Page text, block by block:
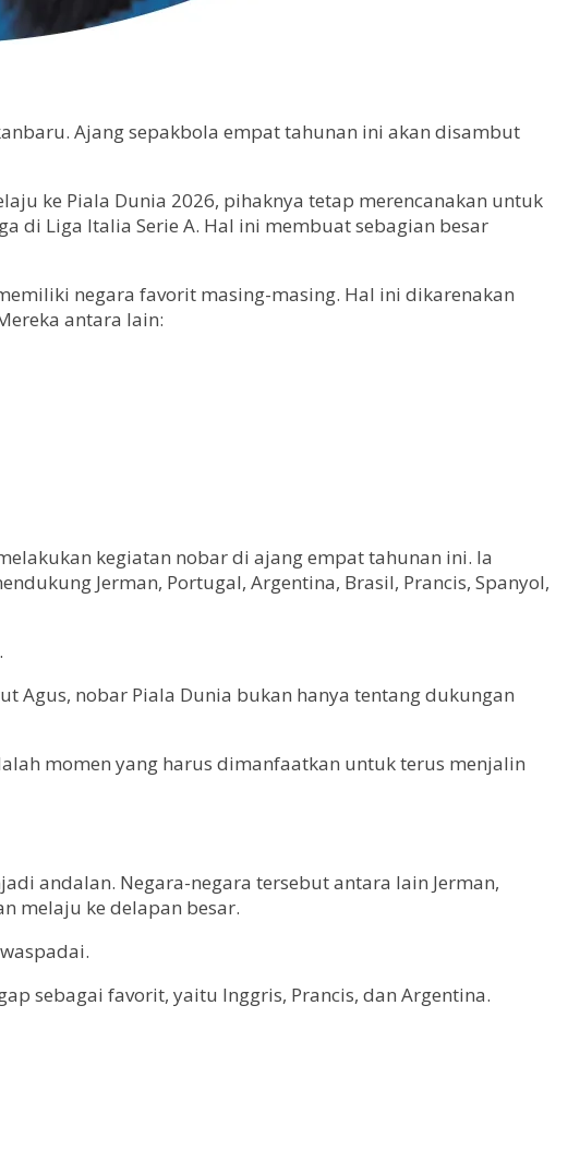
Ajang sepakbola empat tahunan ini akan disambut
ke Piala Dunia 2026, pihaknya tetap merencanakan untuk
di Liga Italia Serie A. Hal ini membuat sebagian besar
negara favorit masing-masing. Hal ini dikarenakan
antara lain:
kegiatan nobar di ajang empat tahunan ini. Ia
Jerman, Portugal, Argentina, Brasil, Prancis, Spanyol,
Agus, nobar Piala Dunia bukan hanya tentang dukungan
momen yang harus dimanfaatkan untuk terus menjalin
andalan. Negara-negara tersebut antara lain Jerman,
melaju ke delapan besar.
sebagai favorit, yaitu Inggris, Prancis, dan Argentina.